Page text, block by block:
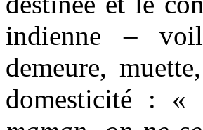
indienne –
demeure,
domesticité : «